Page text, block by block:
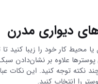
دیواری مدرن
محیط کار خود را زیبا کنید
علاوه بر نشان‌دادن
نکته توجه کنید. این نکات